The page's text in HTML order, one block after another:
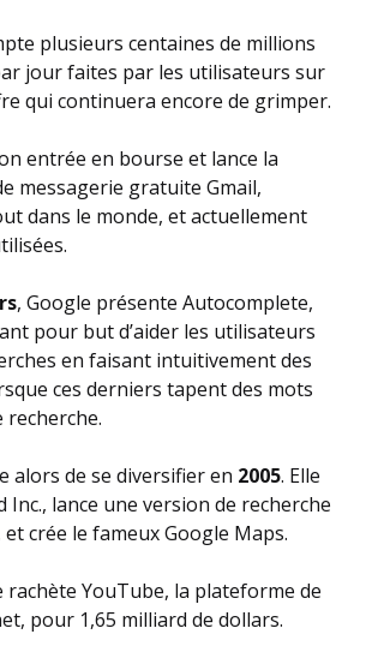
plusieurs centaines de millions
jour faites par les utilisateurs sur
qui continuera encore de grimper.
entrée en bourse et lance la
messagerie gratuite Gmail,
dans le monde, et actuellement
, Google présente Autocomplete,
pour but d’aider les utilisateurs
en faisant intuitivement des
ces derniers tapent des mots
recherche.
alors de se diversifier en 2005. Elle
Inc., lance une version de recherche
crée le fameux Google Maps.
rachète YouTube, la plateforme de
pour 1,65 milliard de dollars.